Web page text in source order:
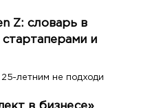
Z: словарь в
и
25-летним не подходи